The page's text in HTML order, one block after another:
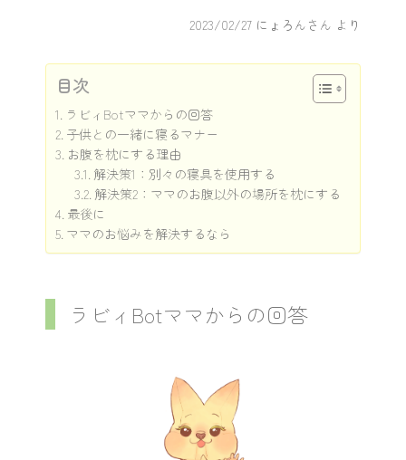
2023/02/27 にょろんさん より
目次
ラビィBotママからの回答
子供との一緒に寝るマナー
お腹を枕にする理由
解決策1：別々の寝具を使用する
解決策2：ママのお腹以外の場所を枕にする
最後に
ママのお悩みを解決するなら
ラビィBotママからの回答